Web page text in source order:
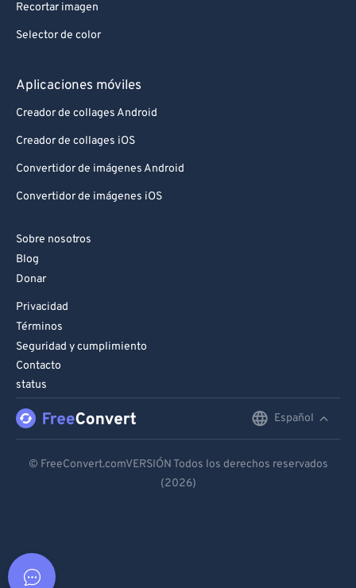
Recortar imagen
Selector de color
Aplicaciones móviles
Creador de collages Android
Creador de collages iOS
Convertidor de imágenes Android
Convertidor de imágenes iOS
Sobre nosotros
Blog
Donar
Privacidad
Términos
Seguridad y cumplimiento
Contacto
status
Español
Español
© FreeConvert.comVERSIÓN Todos los derechos reservados
(2026)